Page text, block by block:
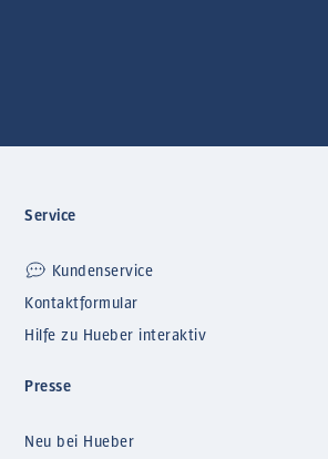
Service
Kundenservice
Kontaktformular
Hilfe zu Hueber interaktiv
Presse
Neu bei Hueber